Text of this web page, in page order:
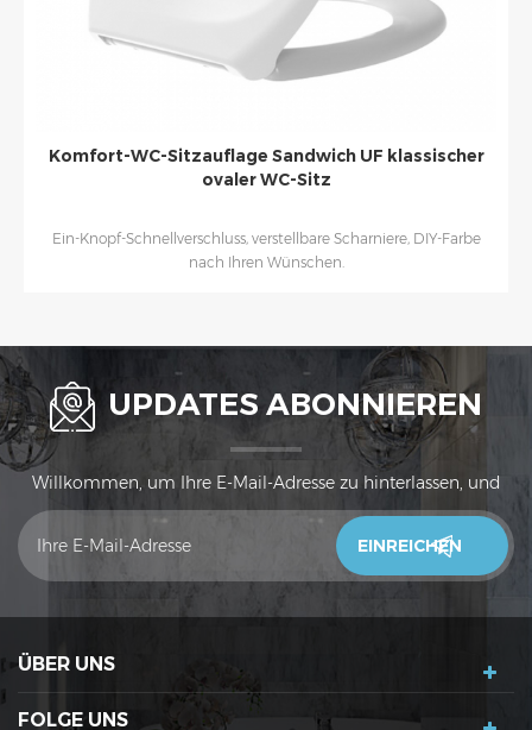
Duroplast ummantelter runder klassischer WC-Sitz
weiß
Hochwertiger Ersatz für den WC-Sitz, der für die meisten
europäischen Toiletten geeignet ist.
UPDATES ABONNIEREN
Willkommen, um Ihre E-Mail-Adresse zu hinterlassen, und
unser Vertrieb wird sich innerhalb von 24 Stunden mit Ihnen
in Verbindung setzen. Vielen Dank!
ÜBER UNS
FOLGE UNS